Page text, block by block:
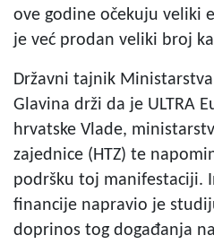
ove godine očekuju veliki
je već prodan veliki broj
Državni tajnik
Glavina drži da je ULTRA
hrvatske Vlade,
zajednice (HTZ) te
podršku toj manifestaciji.
financije napravio je
doprinos tog događanja